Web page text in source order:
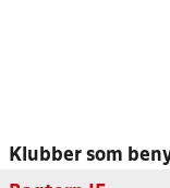
Klubber som